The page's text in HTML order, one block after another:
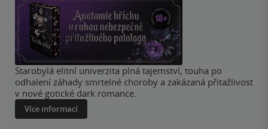
Starobylá elitní univerzita plná tajemství, touha po
odhalení záhady smrtelné choroby a zakázaná přitažlivost
v nové gotické dark romance.
Více informací